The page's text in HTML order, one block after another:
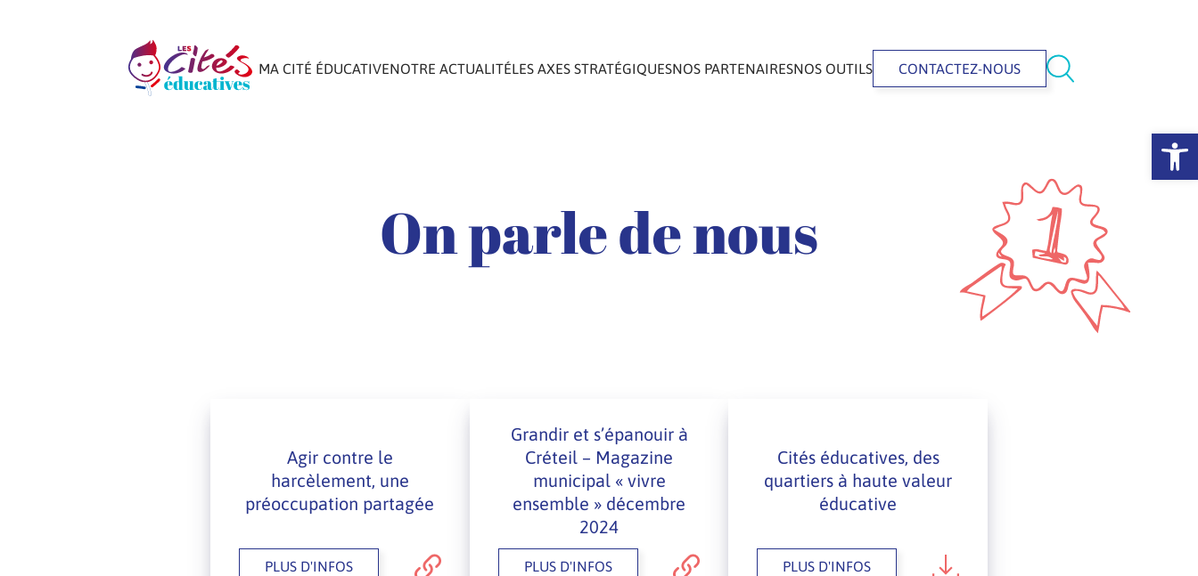
Ouvrir
MA CITÉ ÉDUCATIVENOTRE ACTUALITÉLES AXES STRATÉGIQUESNOS PARTENAIRESNOS OUTILS CONTACTEZ-NOUS
On parle de nous
Agir contre le
harcèlement, une
préoccupation partagée
PLUS D'INFOS
Grandir et s’épanouir à
Créteil – Magazine
municipal « vivre
ensemble » décembre
2024
PLUS D'INFOS
Cités éducatives, des
quartiers à haute valeur
éducative
PLUS D'INFOS